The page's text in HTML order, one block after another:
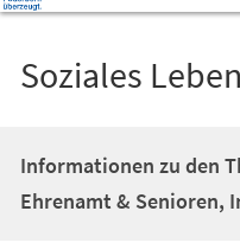
Soziales
Informationen zu den
Ehrenamt & Senioren,